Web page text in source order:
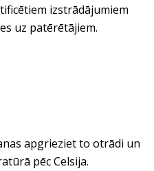
izstrādājumiem
uz patērētājiem.
apgrieziet to otrādi un
pēc Celsija.